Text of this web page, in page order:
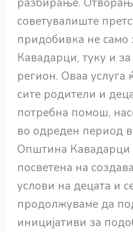
советувалиште
придобивка не само
Кавадарци, туку и
регион. Оваа услуга
сите родители и
потребна помош,
во одреден период
Општина Кавадарци
посветена на
услови на децата и
продолжуваме да
иницијативи за